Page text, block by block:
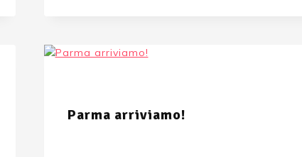
Parma arriviamo!